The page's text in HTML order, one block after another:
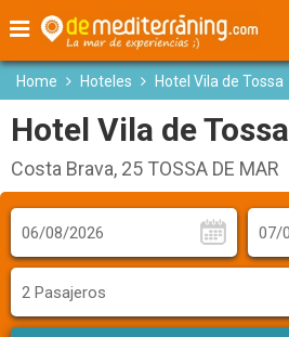
Home Hoteles Hotel Vila de Tossa
Hotel Vila de Tossa
Costa Brava, 25 TOSSA DE MAR
2 Pasajeros